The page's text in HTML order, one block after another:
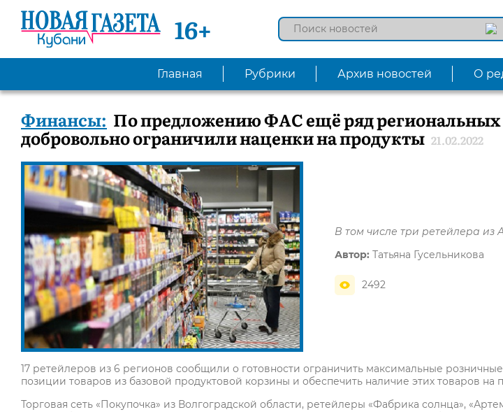
16+
Главная Рубрики Архив новостей О
Финансы: По предложению ФАС ещё ряд региональных
добровольно ограничили наценки на продукты 21.02.2022
В том числе три ретейлера из
Автор: Татьяна Гусельникова
2492
17 ретейлеров из 6 регионов сообщили о готовности ограничить максимальные
позиции товаров из базовой продуктовой корзины и обеспечить наличие этих товаров на
Торговая сеть «Покупочка» из Волгоградской области, ретейлеры «Фабрика солнца»,